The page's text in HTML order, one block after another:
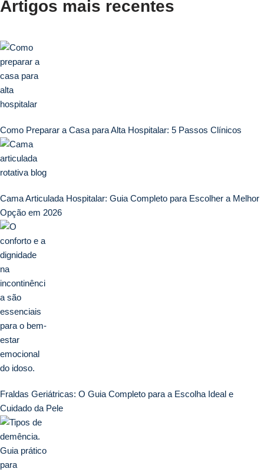
Artigos mais recentes
Como Preparar a Casa para Alta Hospitalar: 5 Passos Clínicos
Cama Articulada Hospitalar: Guia Completo para Escolher a Melhor
Opção em 2026
Fraldas Geriátricas: O Guia Completo para a Escolha Ideal e
Cuidado da Pele